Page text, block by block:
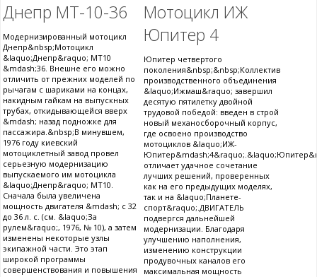
Днепр МТ-10-36
Модернизированный мотоцикл
Днепр&nbsp;Мотоцикл
&laquo;Днепр&raquo; МТ10
&mdash;36. Внешне его можно
отличить от прежних моделей по
рычагам с шариками на концах,
накидным гайкам на выпускных
трубах, откидывающейся вверх
&mdash; назад подножке для
пассажира.&nbsp;В минувшем,
1976 году киевский
мотоциклетный завод провел
серьезную модернизацию
выпускаемого им мотоцикла
&laquo;Днепр&raquo; МТ10.
Сначала была увеличена
мощность двигателя &mdash; с 32
до 36 л. с. (см. &laquo;За
рулем&raquo;, 1976, № 10), а затем
изменены некоторые узлы
экипажной части. Это этап
широкой программы
совершенствования и повышения
Мотоцикл ИЖ
Юпитер 4
Юпитер четвертого
поколения&nbsp;&nbsp;Коллектив
производственного объединения
&laquo;Ижмаш&raquo; завершил
десятую пятилетку двойной
трудовой победой: введен в строй
новый механосборочный корпус,
где освоено производство
мотоциклов &laquo;ИЖ-
отличает удачное сочетание
лучших решений, проверенных
как на его предыдущих моделях,
так и на &laquo;Планете-
спорт&raquo;.ДВИГАТЕЛЬ
подвергся дальнейшей
модернизации. Благодаря
улучшению наполнения,
изменению конструкции
продувочных каналов его
максимальная мощность